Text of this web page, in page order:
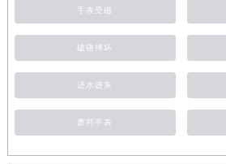
手表受磁
磕碰摔坏
进水进灰
萧邦手表